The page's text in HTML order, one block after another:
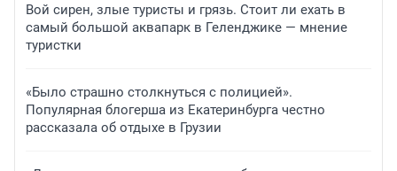
Вой сирен, злые туристы и грязь. Стоит ли ехать в
самый большой аквапарк в Геленджике — мнение
туристки
«Было страшно столкнуться с полицией».
Популярная блогерша из Екатеринбурга честно
рассказала об отдыхе в Грузии